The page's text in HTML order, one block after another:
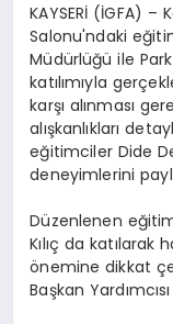
KAYSERİ (İGFA)
Salonu'ndaki
Müdürlüğü ile
katılımıyla
karşı alınması
alışkanlıkları
eğitimciler Dide
deneyimlerini
Düzenlenen
Kılıç da katılarak
önemine dikkat
Başkan